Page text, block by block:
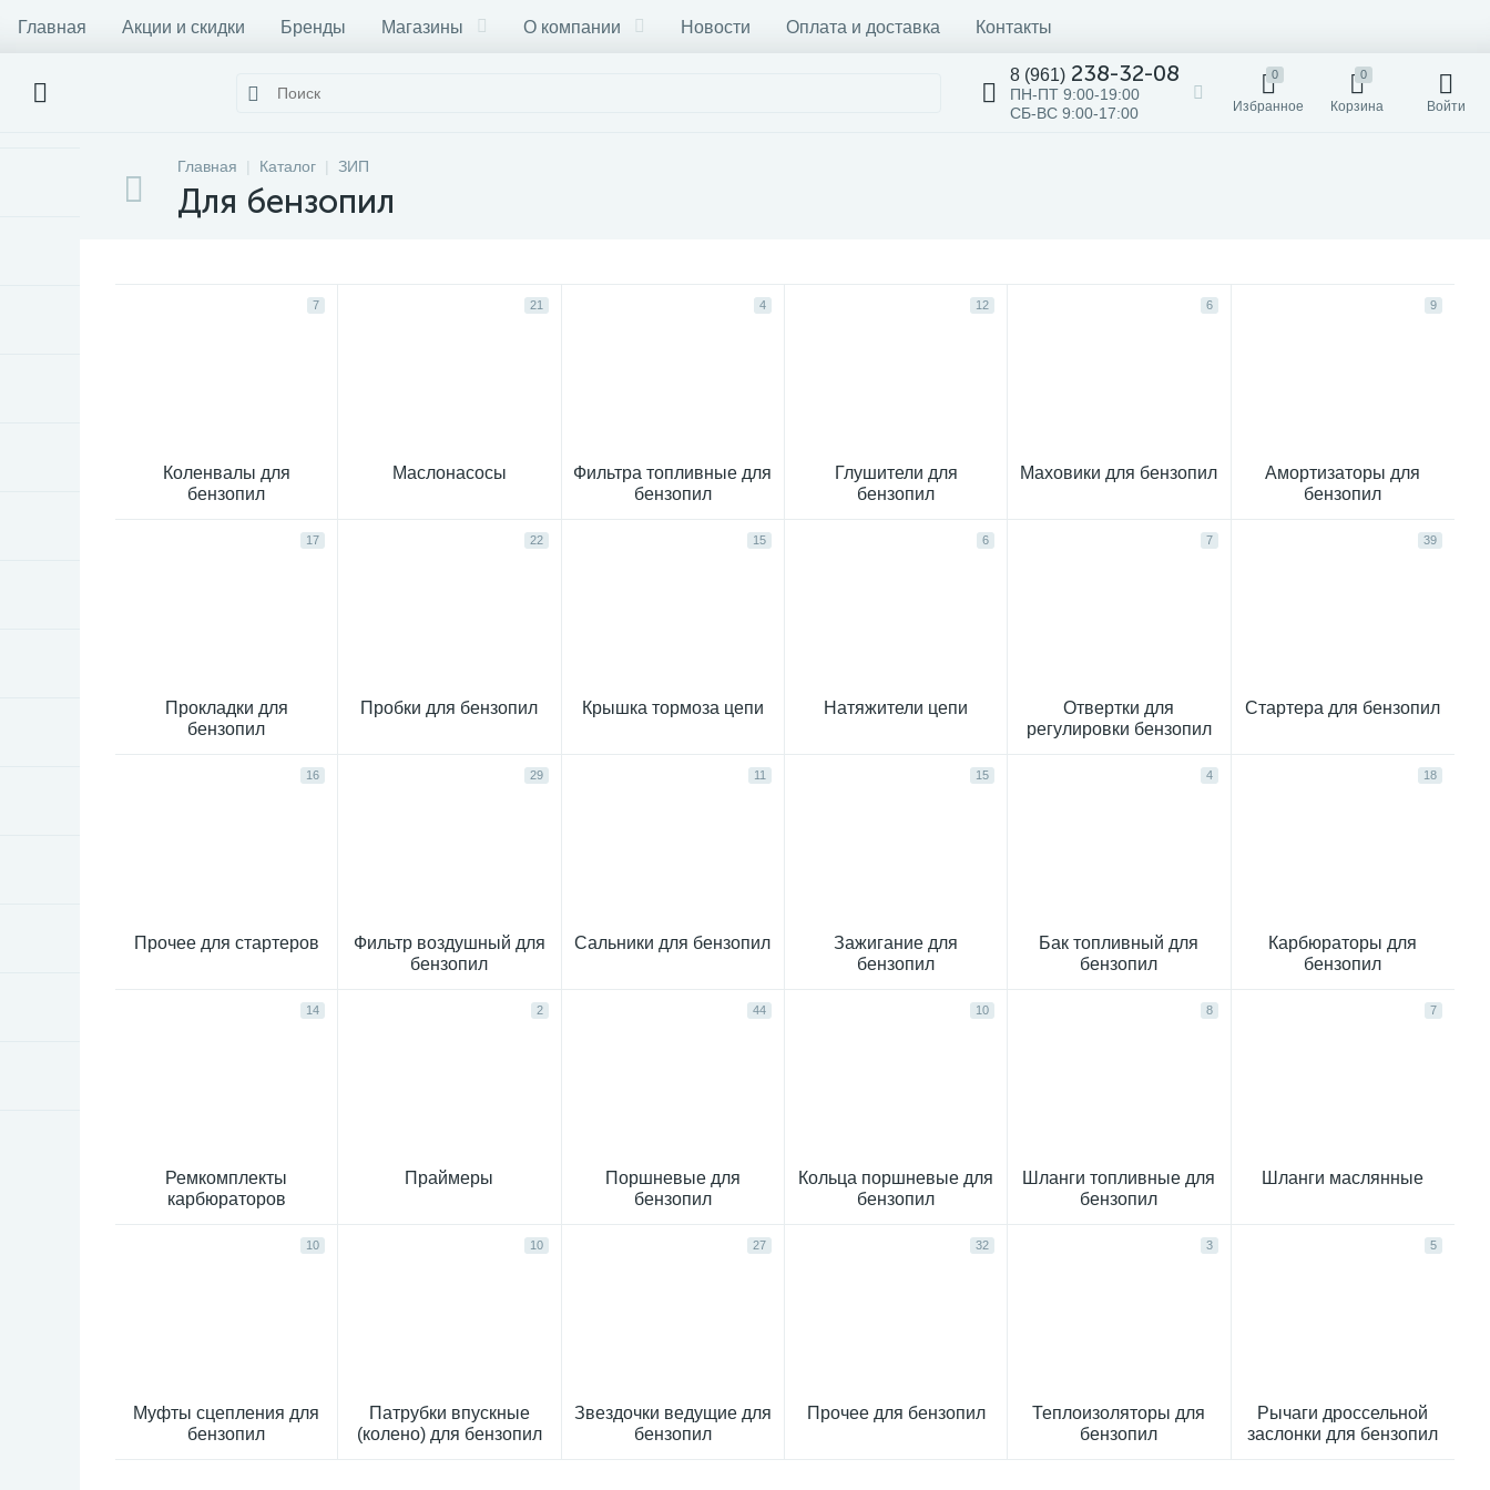
Главная Акции и скидки Бренды Магазины О компании Новости Оплата и доставка Контакты
8 (961) 238-32-08
ПН-ПТ 9:00-19:00
СБ-ВС 9:00-17:00
0
Избранное
0
Корзина Войти
Главная Каталог ЗИП
Для бензопил
7
Коленвалы для
бензопил
21
Маслонасосы
4
Фильтра топливные для
бензопил
12
Глушители для
бензопил
6
Маховики для бензопил
9
Амортизаторы для
бензопил
17
Прокладки для
бензопил
22
Пробки для бензопил
15
Крышка тормоза цепи
6
Натяжители цепи
7
Отвертки для
регулировки бензопил
39
Стартера для бензопил
16
Прочее для стартеров
29
Фильтр воздушный для
бензопил
11
Сальники для бензопил
15
Зажигание для
бензопил
4
Бак топливный для
бензопил
18
Карбюраторы для
бензопил
14
Ремкомплекты
карбюраторов
2
Праймеры
44
Поршневые для
бензопил
10
Кольца поршневые для
бензопил
8
Шланги топливные для
бензопил
7
Шланги маслянные
10
Муфты сцепления для
бензопил
10
Патрубки впускные
(колено) для бензопил
27
Звездочки ведущие для
бензопил
32
Прочее для бензопил
3
Теплоизоляторы для
бензопил
5
Рычаги дроссельной
заслонки для бензопил